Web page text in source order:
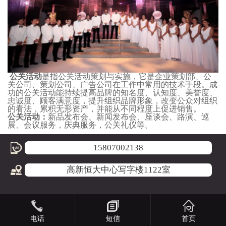
公关活动是指公关活动策划与实施，它是企业策划部、公
关公司、策划公司、广告公司在工作中常用的技术手段。成
功的公关活动能持续提高品牌的知名度、认知度、美誉度、
忠诚度、顾客满意度，提升组织品牌形象，改变公众对组织
的看法，累积无形资产，并能从不同程度上促进销售。
公关活动： 新品发布会、新闻发布会、座谈会、路演、巡
展、会议服务，庆典服务，公关礼仪等。
15807002138
高新恒大中心写字楼1122室
电话 短信 首页